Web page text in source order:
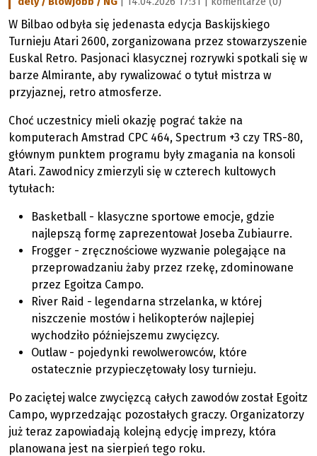
W Bilbao odbyła się jedenasta edycja Baskijskiego
Turnieju Atari 2600, zorganizowana przez stowarzyszenie
Euskal Retro. Pasjonaci klasycznej rozrywki spotkali się w
barze Almirante, aby rywalizować o tytuł mistrza w
przyjaznej, retro atmosferze.
Choć uczestnicy mieli okazję pograć także na
komputerach Amstrad CPC 464, Spectrum +3 czy TRS-80,
głównym punktem programu były zmagania na konsoli
Atari. Zawodnicy zmierzyli się w czterech kultowych
tytułach:
Basketball - klasyczne sportowe emocje, gdzie
najlepszą formę zaprezentował Joseba Zubiaurre.
Frogger - zręcznościowe wyzwanie polegające na
przeprowadzaniu żaby przez rzekę, zdominowane
przez Egoitza Campo.
River Raid - legendarna strzelanka, w której
niszczenie mostów i helikopterów najlepiej
wychodziło późniejszemu zwycięzcy.
Outlaw - pojedynki rewolwerowców, które
ostatecznie przypieczętowały losy turnieju.
Po zaciętej walce zwycięzcą całych zawodów został Egoitz
Campo, wyprzedzając pozostałych graczy. Organizatorzy
już teraz zapowiadają kolejną edycję imprezy, która
planowana jest na sierpień tego roku.